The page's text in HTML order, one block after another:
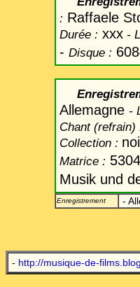
: Raffaele
Durée : xxx -
- Disque :
Allemagne -
Chant(refrain)
Collection :
Matrice :
Musik und
Enregistrement -
- http://musique-de-